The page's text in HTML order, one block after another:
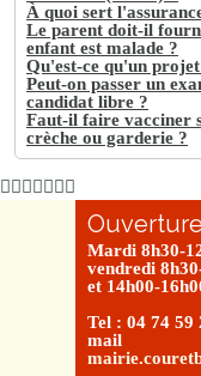
À quoi sert
Le parent doit-il
enfant est malade ?
Qu'est-ce qu'un
Peut-on passer un
candidat libre ?
Faut-il faire vacciner
crèche ou garderie ?
Mardi 8h30-
vendredi
et 14h00-
Tel : 04 74 59
mail